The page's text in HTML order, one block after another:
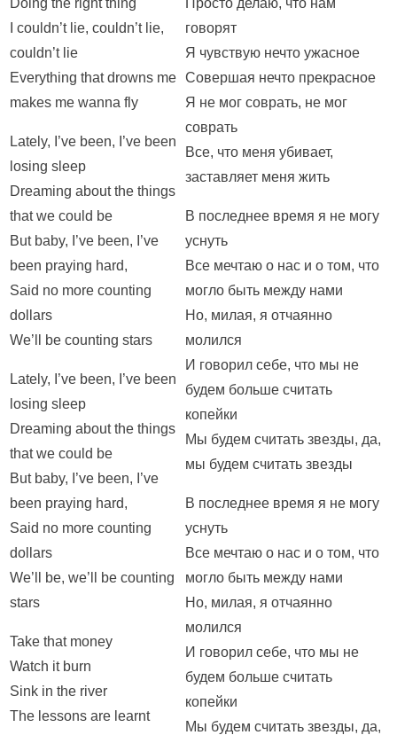
I couldn’t lie, couldn’t lie,
couldn’t lie
Everything that drowns me
makes me wanna fly
Lately, I’ve been, I’ve been
losing sleep
Dreaming about the things
that we could be
But baby, I’ve been, I’ve
been praying hard,
Said no more counting
dollars
We’ll be counting stars
Lately, I’ve been, I’ve been
losing sleep
Dreaming about the things
that we could be
But baby, I’ve been, I’ve
been praying hard,
Said no more counting
dollars
We’ll be, we’ll be counting
stars
Take that money
Watch it burn
Sink in the river
The lessons are learnt
говорят
Я чувствую нечто ужасное
Совершая нечто прекрасное
Я не мог соврать, не мог
соврать
Все, что меня убивает,
заставляет меня жить
В последнее время я не могу
уснуть
Все мечтаю о нас и о том, что
могло быть между нами
Но, милая, я отчаянно
молился
И говорил себе, что мы не
будем больше считать
копейки
Мы будем считать звезды, да,
мы будем считать звезды
В последнее время я не могу
уснуть
Все мечтаю о нас и о том, что
могло быть между нами
Но, милая, я отчаянно
молился
И говорил себе, что мы не
будем больше считать
копейки
Мы будем считать звезды, да,